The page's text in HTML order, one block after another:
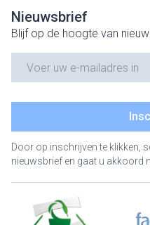
Nieuwsbrief
Blijf op de hoogte van
Door op inschrijven te klikken,
nieuwsbrief en gaat u akkoord